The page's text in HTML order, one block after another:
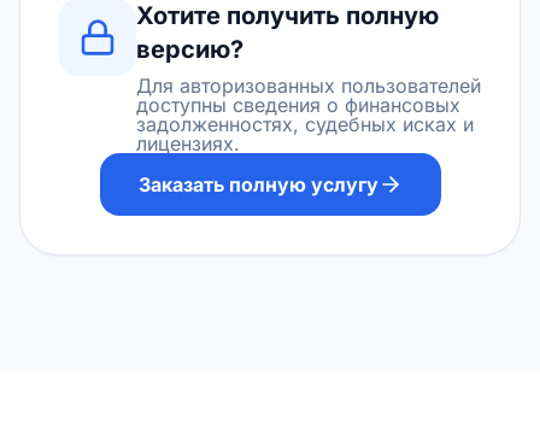
Хотите получить полную
версию?
Для авторизованных пользователей
доступны сведения о финансовых
задолженностях, судебных исках и
лицензиях.
Заказать полную услугу